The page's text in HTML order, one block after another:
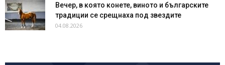
Вечер, в която конете, виното и българските
традиции се срещнаха под звездите
04.08.2026